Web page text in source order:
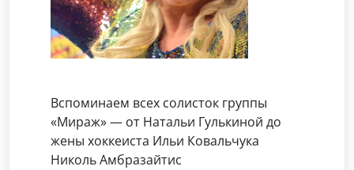
Вспоминаем всех солисток группы
«Мираж» — от Натальи Гулькиной до
жены хоккеиста Ильи Ковальчука
Николь Амбразайтис